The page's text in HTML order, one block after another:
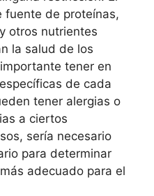
fuente de proteínas,
otros nutrientes
la salud de los
tener en
de cada
tener alergias o
a ciertos
sería necesario
para determinar
adecuado para el